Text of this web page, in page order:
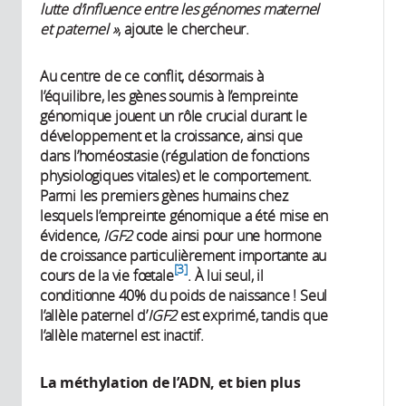
lutte d’influence entre les génomes maternel
et paternel », ajoute le chercheur.
Au centre de ce conflit, désormais à
l’équilibre, les gènes soumis à l’empreinte
génomique jouent un rôle crucial durant le
développement et la croissance, ainsi que
dans l’homéostasie (régulation de fonctions
physiologiques vitales) et le comportement.
Parmi les premiers gènes humains chez
lesquels l’empreinte génomique a été mise en
évidence, IGF2code ainsi pour une hormone
de croissance particulièrement importante au
cours de la vie fœtale 3 . À lui seul, il
conditionne 40% du poids de naissance ! Seul
l’allèle paternel d’IGF2est exprimé, tandis que
l’allèle maternel est inactif.
La méthylation de l’ADN, et bien plus